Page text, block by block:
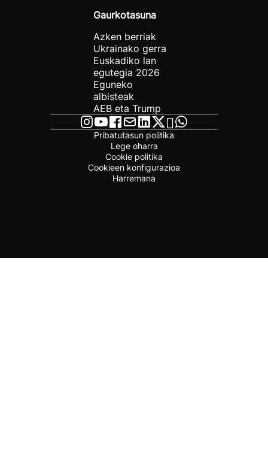
Gaurkotasuna
Azken berriak
Ukrainako gerra
Euskadiko lan
egutegia 2026
Eguneko
albisteak
AEB eta Trump
Pribatutasun politika
Lege oharra
Cookie politika
Cookieen konfigurazioa
Harremana